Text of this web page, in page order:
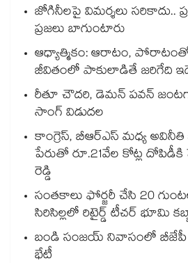
జోగినీలపై విమర్శలు సరికాదు..
ప్రజలు బాగుంటారు
ఆధ్యాత్మికం: ఆరాటం,
జీవితంలో పాకులాడితే జరిగేది
రీతూ చౌదరి, డెమన్ పవన్
సాంగ్ విడుదల
కాంగ్రెస్, బీఆర్ఎస్ మధ్య
పేరుతో రూ.21వేల కోట్ల
రెడ్డి
సంతకాలు ఫోర్జరీ చేసి 20
సిరిసిల్లలో రిటైర్డ్ టీచర్ భూమి
బండి సంజయ్ నివాసంలో బీజేపీ
భేటీ